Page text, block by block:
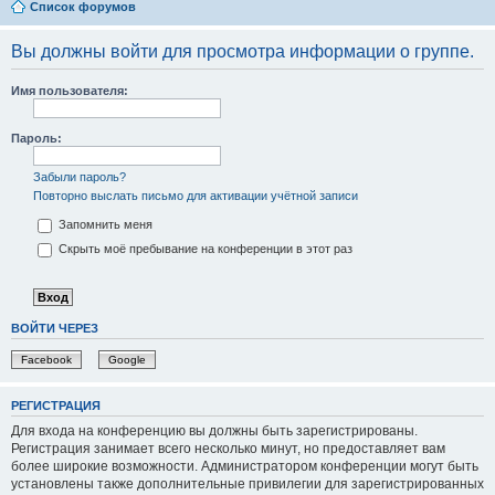
Список форумов
Вы должны войти для просмотра информации о группе.
Имя пользователя:
Пароль:
Забыли пароль?
Повторно выслать письмо для активации учётной записи
Запомнить меня
Скрыть моё пребывание на конференции в этот раз
ВОЙТИ ЧЕРЕЗ
Facebook Google
РЕГИСТРАЦИЯ
Для входа на конференцию вы должны быть зарегистрированы.
Регистрация занимает всего несколько минут, но предоставляет вам
более широкие возможности. Администратором конференции могут быть
установлены также дополнительные привилегии для зарегистрированных